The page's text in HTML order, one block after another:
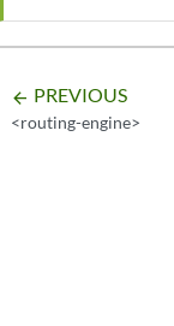
arrow_backward PREVIOUS
<routing-engine>